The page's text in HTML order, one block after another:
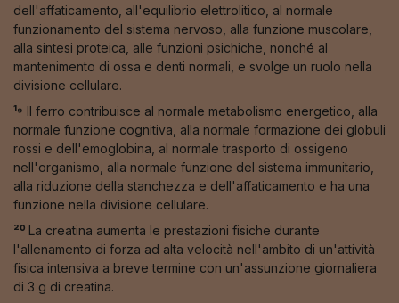
dell'affaticamento, all'equilibrio elettrolitico, al normale
funzionamento del sistema nervoso, alla funzione muscolare,
alla sintesi proteica, alle funzioni psichiche, nonché al
mantenimento di ossa e denti normali, e svolge un ruolo nella
divisione cellulare.
¹⁹ Il ferro contribuisce al normale metabolismo energetico, alla
normale funzione cognitiva, alla normale formazione dei globuli
rossi e dell'emoglobina, al normale trasporto di ossigeno
nell'organismo, alla normale funzione del sistema immunitario,
alla riduzione della stanchezza e dell'affaticamento e ha una
funzione nella divisione cellulare.
²⁰ La creatina aumenta le prestazioni fisiche durante
l'allenamento di forza ad alta velocità nell'ambito di un'attività
fisica intensiva a breve termine con un'assunzione giornaliera
di 3 g di creatina.